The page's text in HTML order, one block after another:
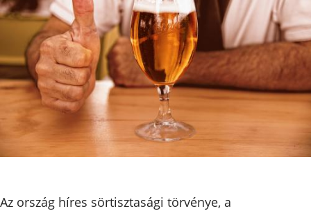
Az ország híres sörtisztasági törvénye, a